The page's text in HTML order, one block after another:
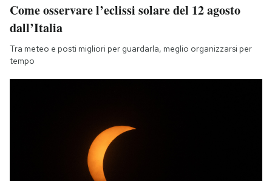
Come osservare l’eclissi solare del 12 agosto
dall’Italia
Tra meteo e posti migliori per guardarla, meglio organizzarsi per
tempo